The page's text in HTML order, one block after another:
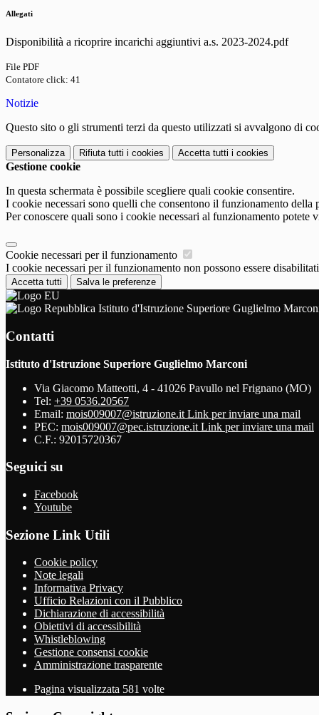
Allegati
Disponibilità a ricoprire incarichi aggiuntivi a.s. 2023-2024.pdf
File PDF
Contatore click: 41
Notizie
Questo sito o gli strumenti terzi da questo utilizzati si avvalgono di
Personalizza Rifiuta tutti i cookies Accetta tutti i cookies
Gestione cookie
In questa schermata è possibile scegliere quali cookie consentire.
I cookie necessari sono quelli che consentono il funzionamento
Per conoscere quali sono i cookie necessari al funzionamento potete
Cookie necessari per il funzionamento
I cookie necessari per il funzionamento non possono essere
Accetta tutti Salva le preferenze
Istituto d'Istruzione Superiore Guglielmo
Contatti
Istituto d'Istruzione Superiore Guglielmo Marconi
Via Giacomo Matteotti, 4 - 41026 Pavullo nel Frignano (MO)
Tel: +39 0536.20567
Email: mois009007@istruzione.it Link per inviare una mail
PEC: mois009007@pec.istruzione.it Link per inviare una mail
C.F.: 92015720367
Seguici su
Facebook
Youtube
Sezione Link Utili
Cookie policy
Note legali
Informativa Privacy
Ufficio Relazioni con il Pubblico
Dichiarazione di accessibilità
Obiettivi di accessibilità
Whistleblowing
Gestione consensi cookie
Amministrazione trasparente
Pagina visualizzata 581 volte